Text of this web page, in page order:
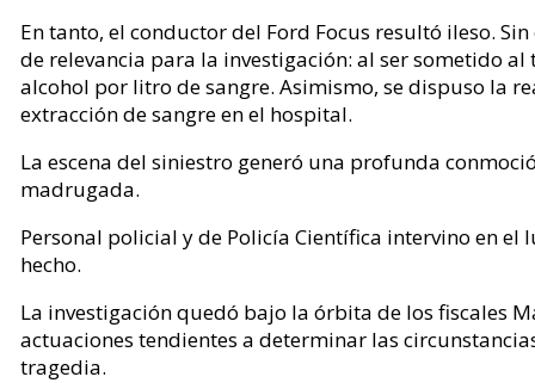
En tanto, el conductor del Ford Focus resultó ileso.
de relevancia para la investigación: al ser sometido
alcohol por litro de sangre. Asimismo, se dispuso la
extracción de sangre en el hospital.
La escena del siniestro generó una profunda
madrugada.
Personal policial y de Policía Científica intervino en
hecho.
La investigación quedó bajo la órbita de los fiscales
actuaciones tendientes a determinar las
tragedia.